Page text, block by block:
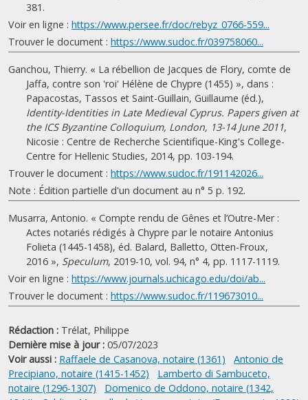
381.
Voir en ligne : https://www.persee.fr/doc/rebyz_0766-559...
Trouver le document : https://www.sudoc.fr/039758060...
Ganchou, Thierry. « La rébellion de Jacques de Flory, comte de
Jaffa, contre son 'roi' Hélène de Chypre (1455) », dans :
Papacostas, Tassos et Saint-Guillain, Guillaume (éd.),
Identity-Identities in Late Medieval Cyprus. Papers given at
the ICS Byzantine Colloquium, London, 13-14 June 2011,
Nicosie : Centre de Recherche Scientifique-King's College-
Centre for Hellenic Studies, 2014, pp. 103-194.
Trouver le document : https://www.sudoc.fr/191142026...
Note : Édition partielle d'un document au n° 5 p. 192.
Musarra, Antonio. « Compte rendu de Gênes et l’Outre-Mer :
Actes notariés rédigés à Chypre par le notaire Antonius
Folieta (1445-1458), éd. Balard, Balletto, Otten-Froux,
2016 », Speculum, 2019-10, vol. 94, n° 4, pp. 1117-1119.
Voir en ligne : https://www.journals.uchicago.edu/doi/ab...
Trouver le document : https://www.sudoc.fr/119673010...
Rédaction : Trélat, Philippe
Dernière mise à jour : 05/07/2023
Voir aussi : Raffaele de Casanova, notaire (1361)
Antonio de
Precipiano, notaire (1415-1452)
Lamberto di Sambuceto,
notaire (1296-1307)
Domenico de Oddono, notaire (1342,